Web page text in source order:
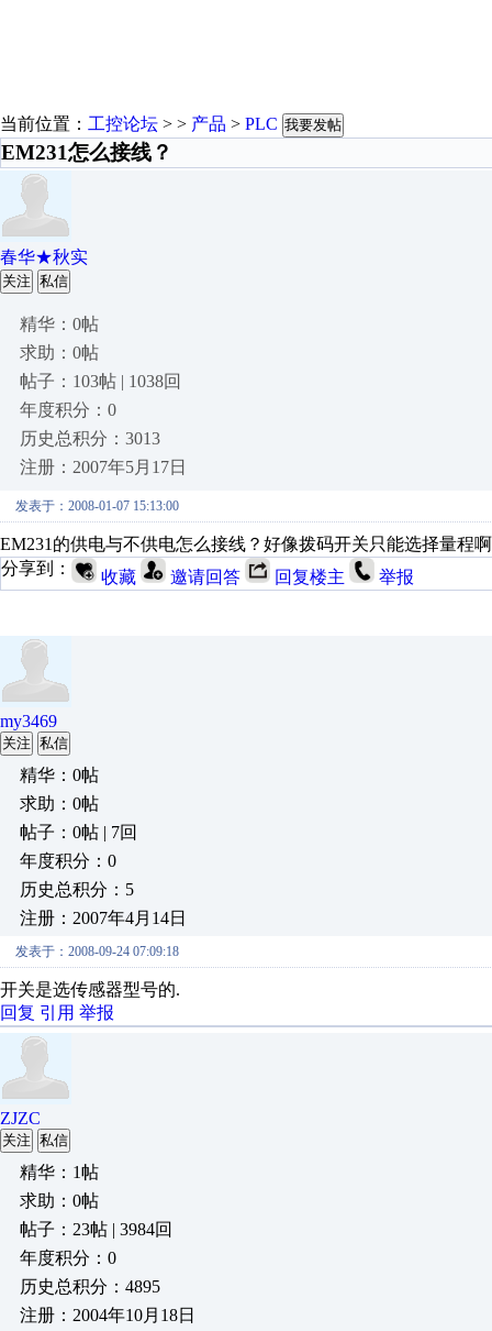
当前位置： 工控论坛 > > 产品 > PLC 我要发帖
EM231怎么接线？
春华★秋实
关注 私信
精华：0帖
求助：0帖
帖子：103帖 | 1038回
年度积分：0
历史总积分：3013
注册：2007年5月17日
发表于：2008-01-07 15:13:00
EM231的供电与不供电怎么接线？好像拨码开关只能选择量程
分享到：
收藏 邀请回答 回复楼主 举报
my3469
关注 私信
精华：0帖
求助：0帖
帖子：0帖 | 7回
年度积分：0
历史总积分：5
注册：2007年4月14日
发表于：2008-09-24 07:09:18
开关是选传感器型号的.
回复 引用 举报
ZJZC
关注 私信
精华：1帖
求助：0帖
帖子：23帖 | 3984回
年度积分：0
历史总积分：4895
注册：2004年10月18日